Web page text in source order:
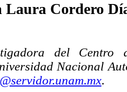
Laura Cordero
del Centro
Nacional
.